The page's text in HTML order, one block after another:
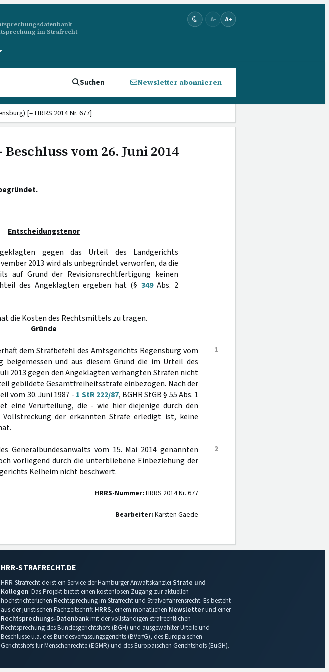
im Strafrecht
A- A+
Suchen Newsletter abonnieren
[= HRRS 2014 Nr. 677]
Beschluss vom 26. Juni 2014
Entscheidungstenor
gegen das Urteil des Landgerichts
2013 wird als unbegründet verworfen, da die
auf Grund der Revisionsrechtfertigung keinen
des Angeklagten ergeben hat (§ 349Abs. 2
die Kosten des Rechtsmittels zu tragen.
Gründe
1
dem Strafbefehl des Amtsgerichts Regensburg vom
beigemessen und aus diesem Grund die im Urteil des
2013 gegen den Angeklagten verhängten Strafen nicht
gebildete Gesamtfreiheitsstrafe einbezogen. Nach der
vom 30. Juni 1987 - 1 StR 222/87, BGHR StGB § 55 Abs. 1
eine Verurteilung, die - wie hier diejenige durch den
der erkannten Strafe erledigt ist, keine
2
Generalbundesanwalts vom 15. Mai 2014 genannten
vorliegend durch die unterbliebene Einbeziehung der
Kelheim nicht beschwert.
HRRS-Nummer: HRRS 2014 Nr. 677
Bearbeiter: Karsten Gaede
HRR-STRAFRECHT.DE
HRR-Strafrecht.de ist ein Service der Hamburger Anwaltskanzlei Strate und
Kollegen. Das Projekt bietet einen kostenlosen Zugang zur aktuellen
höchstrichterlichen Rechtsprechung im Strafrecht und Strafverfahrensrecht. Es besteht
aus der juristischen Fachzeitschrift HRRS, einem monatlichen Newsletterund einer
Rechtsprechungs-Datenbankmit der vollständigen strafrechtlichen
Rechtsprechung des Bundesgerichtshofs (BGH) und ausgewählter Urteile und
Beschlüsse u.a. des Bundesverfassungsgerichts (BVerfG), des Europäischen
Gerichtshofs für Menschenrechte (EGMR) und des Europäischen Gerichtshofs (EuGH).